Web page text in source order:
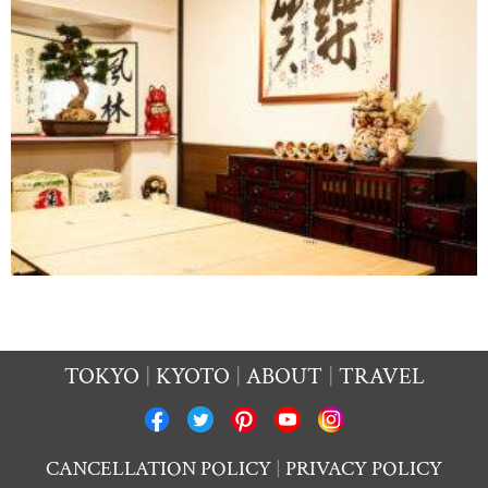
TOKYO KYOTO ABOUT TRAVEL
CANCELLATION POLICY PRIVACY POLICY